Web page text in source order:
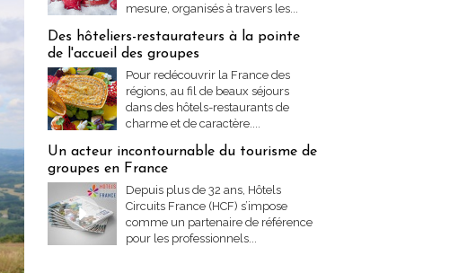
mesure, organisés à travers les...
Des hôteliers-restaurateurs à la pointe
de l'accueil des groupes
Pour redécouvrir la France des
régions, au fil de beaux séjours
dans des hôtels-restaurants de
charme et de caractère....
Un acteur incontournable du tourisme de
groupes en France
Depuis plus de 32 ans, Hôtels
Circuits France (HCF) s’impose
comme un partenaire de référence
pour les professionnels...